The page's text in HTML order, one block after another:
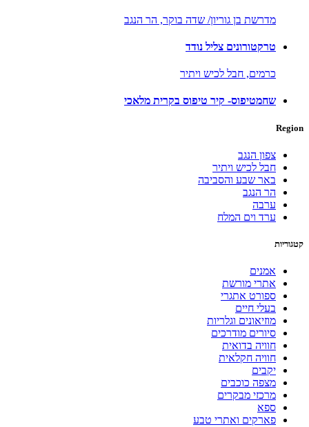
מדרשת בן גוריון/ שדה בוקר, הר הנגב
טרקטורונים צליל נודד
כרמים, חבל לכיש ויתיר
שחמטיפוס- קיר טיפוס בקרית מלאכי
Region
צפון הנגב
חבל לכיש ויתיר
באר שבע והסביבה
הר הנגב
ערבה
ערד וים המלח
קטגוריות
אמנים
אתרי מורשת
ספורט אתגרי
בעלי חיים
מוזיאונים וגלריות
סיורים מודרכים
חוויה בדואית
חוויה חקלאית
יקבים
מצפה כוכבים
מרכזי מבקרים
ספא
פארקים ואתרי טבע